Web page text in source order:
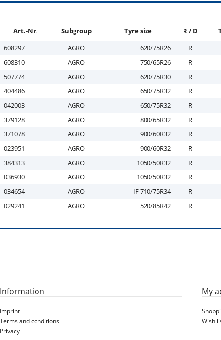
Art.-Nr. Subgroup Tyre size R / D
608297
AGRO 620/75R26
R
608310
AGRO 750/65R26
R
507774
AGRO 620/75R30
R
404486
AGRO 650/75R32
R
042003
AGRO 650/75R32
R
379128
AGRO 800/65R32
R
371078
AGRO 900/60R32
R
023951
AGRO 900/60R32
R
384313
AGRO 1050/50R32
R
036930
AGRO 1050/50R32
R
034654
AGRO IF 710/75R34
R
029241
AGRO 520/85R42 R
Information
Imprint
Terms and conditions
Privacy
My
Wish